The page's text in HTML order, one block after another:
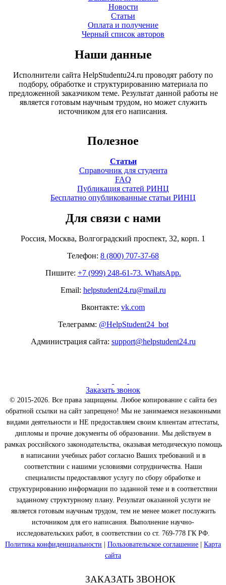
Новости
Статьи
Оплата и получение
Черный список авторов
Наши данные
Исполнители сайта HelpStudentu24.ru проводят работу по
подбору, обработке и структурированию материала по
предложенной заказчиком теме. Результат данной работы не
является готовым научным трудом, но может служить
источником для его написания.
Полезное
Статьи
Справочник для студента
FAQ
Публикация статей РИНЦ
Бесплатно опубликованные статьи РИНЦ
Для связи с нами
Россия, Москва, Волгоградский проспект, 32, корп. 1
Телефон: 8 (800) 707-37-68
Пишите: +7 (999) 248-61-73. WhatsApp.
Email: helpstudent24.ru@mail.ru
Вконтакте: vk.com
Телеграмм: @HelpStudent24_bot
Администрация сайта: support@helpstudent24.ru
Заказать звонок
© 2015-2026. Все права защищены. Любое копирование с сайта без
обратной ссылки на сайт запрещено! Мы не занимаемся незаконными
видами деятельности и НЕ предоставляем своим клиентам аттестаты,
дипломы и прочие документы об образовании. Мы действуем в
рамках российского законодательства, оказывая методическую помощь
в написании учебных работ согласно Ваших требований и в
соответствии с нашими условиями сотрудничества. Наши
специалисты предоставляют услугу по сбору обработке и
структурированию информации по заданной теме и в соответствии
заданному структурному плану. Результат оказанной услуги не
является готовым научным трудом, тем не менее может послужить
источником для его написания. Выполнение научно-
исследовательских работ, в соответствии со ст. 769-778 ГК РФ.
Политика конфиденциальности
Пользовательское соглашение
Карта
сайта
ЗАКАЗАТЬ ЗВОНОК